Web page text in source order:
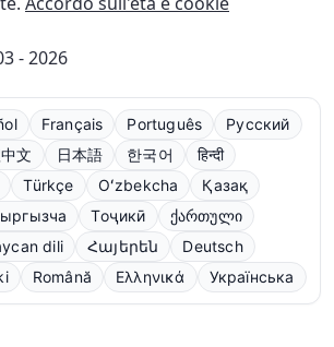
- 2026
Français Português
Русский
文 日本語 한국어
हिन्दी
Türkçe Oʻzbekcha
Қазақ
Тоҷикӣ
ქართული
dili Հայերեն
Deutsch
Română Ελληνικά Українська